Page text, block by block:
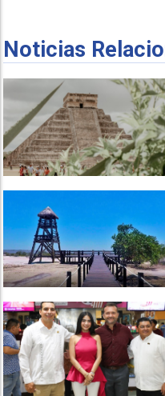
Noticias